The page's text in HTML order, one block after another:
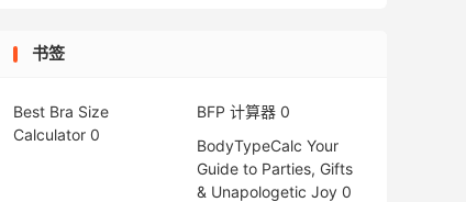
书签
Best Bra Size
Calculator 0
BFP 计算器 0
BodyTypeCalc Your
Guide to Parties, Gifts
& Unapologetic Joy 0